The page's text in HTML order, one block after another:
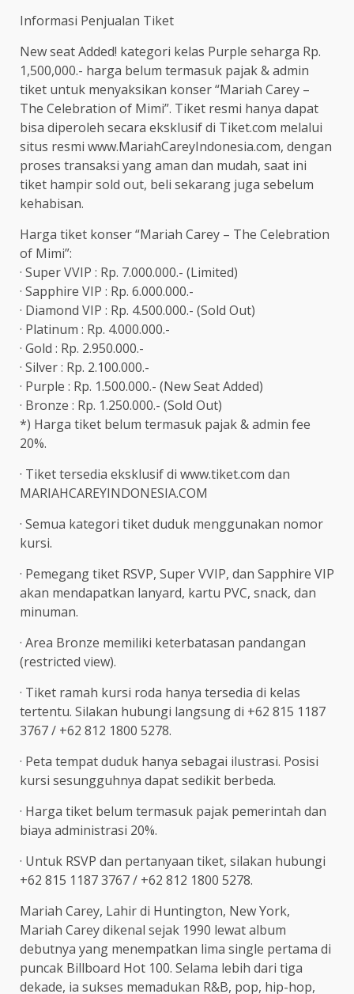
Informasi Penjualan Tiket
New seat Added! kategori kelas Purple seharga Rp.
1,500,000.- harga belum termasuk pajak & admin
tiket untuk menyaksikan konser “Mariah Carey –
The Celebration of Mimi”. Tiket resmi hanya dapat
bisa diperoleh secara eksklusif di Tiket.com melalui
situs resmi www.MariahCareyIndonesia.com, dengan
proses transaksi yang aman dan mudah, saat ini
tiket hampir sold out, beli sekarang juga sebelum
kehabisan.
Harga tiket konser “Mariah Carey – The Celebration
of Mimi”:
· Super VVIP : Rp. 7.000.000.- (Limited)
· Sapphire VIP : Rp. 6.000.000.-
· Diamond VIP : Rp. 4.500.000.- (Sold Out)
· Platinum : Rp. 4.000.000.-
· Gold : Rp. 2.950.000.-
· Silver : Rp. 2.100.000.-
· Purple : Rp. 1.500.000.- (New Seat Added)
· Bronze : Rp. 1.250.000.- (Sold Out)
*) Harga tiket belum termasuk pajak & admin fee
20%.
· Tiket tersedia eksklusif di www.tiket.com dan
MARIAHCAREYINDONESIA.COM
· Semua kategori tiket duduk menggunakan nomor
kursi.
· Pemegang tiket RSVP, Super VVIP, dan Sapphire VIP
akan mendapatkan lanyard, kartu PVC, snack, dan
minuman.
· Area Bronze memiliki keterbatasan pandangan
(restricted view).
· Tiket ramah kursi roda hanya tersedia di kelas
tertentu. Silakan hubungi langsung di +62 815 1187
3767 / +62 812 1800 5278.
· Peta tempat duduk hanya sebagai ilustrasi. Posisi
kursi sesungguhnya dapat sedikit berbeda.
· Harga tiket belum termasuk pajak pemerintah dan
biaya administrasi 20%.
· Untuk RSVP dan pertanyaan tiket, silakan hubungi
+62 815 1187 3767 / +62 812 1800 5278.
Mariah Carey, Lahir di Huntington, New York,
Mariah Carey dikenal sejak 1990 lewat album
debutnya yang menempatkan lima single pertama di
puncak Billboard Hot 100. Selama lebih dari tiga
dekade, ia sukses memadukan R&B, pop, hip-hop,